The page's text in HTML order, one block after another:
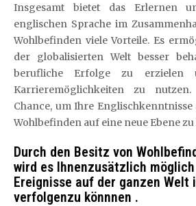
Insgesamt bietet das Erlernen
englischen Sprache im
Wohlbefinden viele Vorteile. Es
der globalisierten Welt besser
berufliche Erfolge zu erzielen
Karrieremöglichkeiten zu
Chance, um Ihre
Wohlbefinden auf eine neue Ebene zu
Durch den Besitz von
wird es Ihnenzusätzlich
Ereignisse auf der ganzen Welt
verfolgenzu könnnen .